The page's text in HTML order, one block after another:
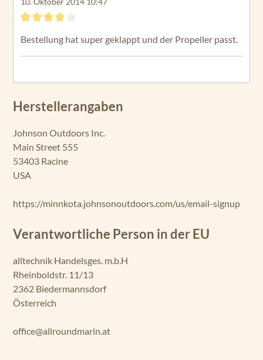
45
ax
xis
ax
70
Tr
ax
xis
de
an
so
m
40
Ri
Bestellung hat super geklappt und der Propeller passt.
Herstellerangaben
Johnson Outdoors Inc.
Main Street 555
53403 Racine
USA
https://minnkota.johnsonoutdoors.com/us/email-signup
Verantwortliche Person in der EU
alltechnik Handelsges. m.b.H
Rheinboldstr. 11/13
2362 Biedermannsdorf
Österreich
office@allroundmarin.at